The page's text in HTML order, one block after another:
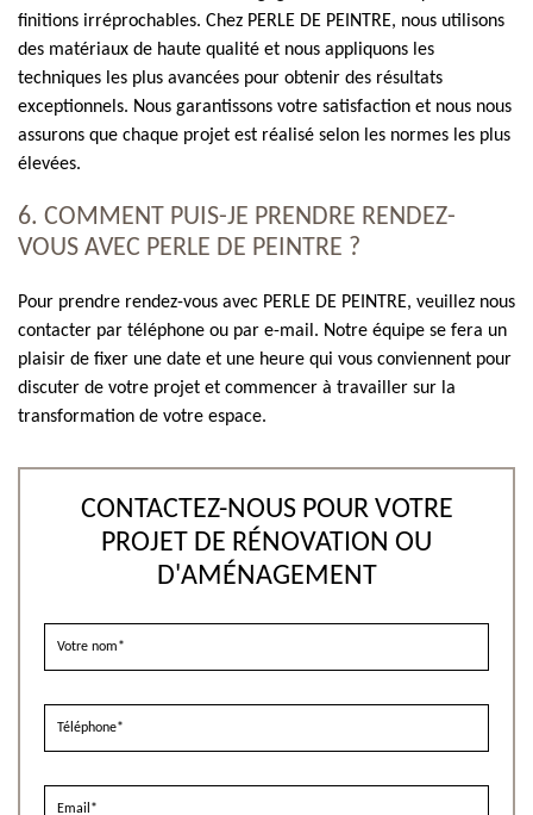
finitions irréprochables. Chez PERLE DE PEINTRE, nous utilisons
des matériaux de haute qualité et nous appliquons les
techniques les plus avancées pour obtenir des résultats
exceptionnels. Nous garantissons votre satisfaction et nous nous
assurons que chaque projet est réalisé selon les normes les plus
élevées.
6. COMMENT PUIS-JE PRENDRE RENDEZ-
VOUS AVEC PERLE DE PEINTRE ?
Pour prendre rendez-vous avec PERLE DE PEINTRE, veuillez nous
contacter par téléphone ou par e-mail. Notre équipe se fera un
plaisir de fixer une date et une heure qui vous conviennent pour
discuter de votre projet et commencer à travailler sur la
transformation de votre espace.
CONTACTEZ-NOUS POUR VOTRE
PROJET DE RÉNOVATION OU
D'AMÉNAGEMENT